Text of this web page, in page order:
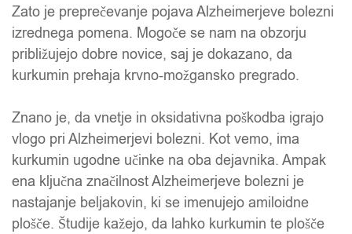
Zato je preprečevanje pojava Alzheimerjeve bolezni
izrednega pomena. Mogoče se nam na obzorju
približujejo dobre novice, saj je dokazano, da
kurkumin prehaja krvno-možgansko pregrado.
Znano je, da vnetje in oksidativna poškodba igrajo
vlogo pri Alzheimerjevi bolezni. Kot vemo, ima
kurkumin ugodne učinke na oba dejavnika. Ampak
ena ključna značilnost Alzheimerjeve bolezni je
nastajanje beljakovin, ki se imenujejo amiloidne
plošče. Študije kažejo, da lahko kurkumin te plošče